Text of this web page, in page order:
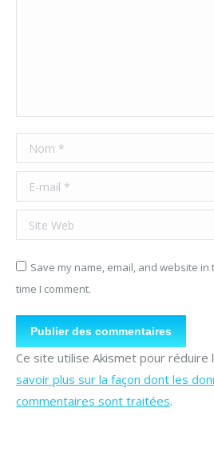
Nom *
E-mail *
Site Web
Save my name, email, and website
time I comment.
Publier des commentaires
Ce site utilise Akismet pour réduire
savoir plus sur la façon dont les
commentaires sont traitées.